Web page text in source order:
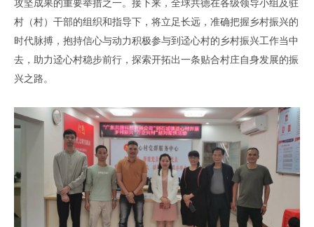
攻坚成果的重要举措之一。 接下来 ， 全球共德在各级领导小组及驻
村（村）干部的组织和指导下， 将立足长远 ， 准确把握乡村振兴的
时代脉搏 ， 抱持信心与动力积极参与到 迳心村的 乡村振兴工作当中
去 ，助力迳心村稳步前行 ， 探索开拓出一条贴合村庄 自身发展的振
兴之路 。